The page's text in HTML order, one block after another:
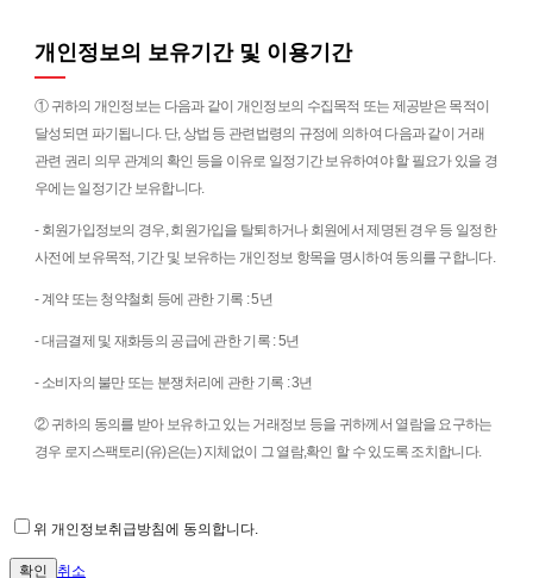
개인정보의 보유기간 및 이용기간
① 귀하의 개인정보는 다음과 같이 개인정보의 수집목적 또는 제공받은 목적이
달성되면 파기됩니다. 단, 상법 등 관련법령의 규정에 의하여 다음과 같이 거래
관련 권리 의무 관계의 확인 등을 이유로 일정기간 보유하여야 할 필요가 있을 경
우에는 일정기간 보유합니다.
- 회원가입정보의 경우, 회원가입을 탈퇴하거나 회원에서 제명된 경우 등 일정한
사전에 보유목적, 기간 및 보유하는 개인정보 항목을 명시하여 동의를 구합니다.
- 계약 또는 청약철회 등에 관한 기록 : 5년
- 대금결제 및 재화등의 공급에 관한 기록 : 5년
- 소비자의 불만 또는 분쟁처리에 관한 기록 : 3년
② 귀하의 동의를 받아 보유하고 있는 거래정보 등을 귀하께서 열람을 요구하는
경우 로지스팩토리(유)은(는) 지체없이 그 열람,확인 할 수 있도록 조치합니다.
위 개인정보취급방침에 동의합니다.
취소